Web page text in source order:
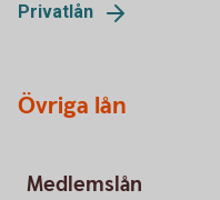
Privatlån
Övriga lån
Medlemslån